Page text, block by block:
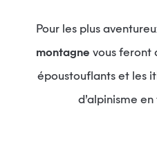
Pour les plus
montagne vous feront
époustouflants et les
d’alpinisme